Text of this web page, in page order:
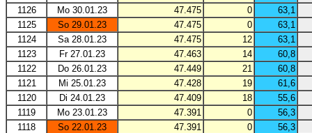
1126
Mo 30.01.23 47.475 0
63,1
1125
So 29.01.23 47.475 0
63,1
1124
Sa 28.01.23 47.475 12
63,1
1123
Fr 27.01.23 47.463 14
60,8
1122
Do 26.01.23 47.449 21
60,8
1121
Mi 25.01.23 47.428 19
61,6
1120
Di 24.01.23 47.409 18
55,6
1119
Mo 23.01.23 47.391 0
56,3
1118
So 22.01.23 47.391 0
56,3